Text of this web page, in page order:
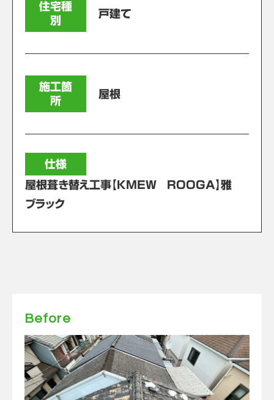
住宅種
別
戸建て
施工箇
所
屋根
仕様
屋根葺き替え工事【KMEW ROOGA】雅
ブラック
Before